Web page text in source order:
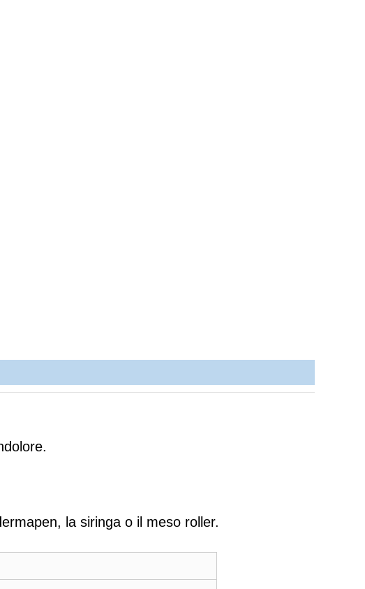
la siringa o il meso roller.